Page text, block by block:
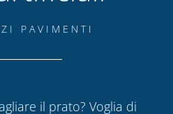
PAVIMENTI
il prato? Voglia di